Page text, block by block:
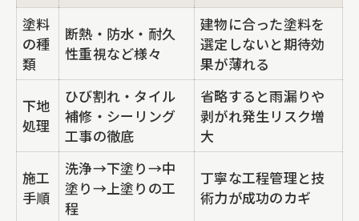
塗料
の種
類
断熱・防水・耐久
性重視など様々
建物に合った塗料を
選定しないと期待効
果が薄れる
下地
処理
ひび割れ・タイル
補修・シーリング
工事の徹底
省略すると雨漏りや
剥がれ発生リスク増
大
施工
手順
洗浄→下塗り→中
塗り→上塗りの工
程
丁寧な工程管理と技
術力が成功のカギ